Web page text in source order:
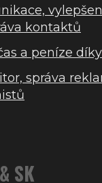
kontaktů
a peníze
správa
SK